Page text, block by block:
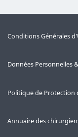
Conditions Générales
Données Personnelles
Politique de Protection
Annuaire des